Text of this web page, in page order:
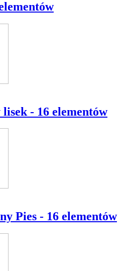
- 16 elementów
Pies - 16 elementów